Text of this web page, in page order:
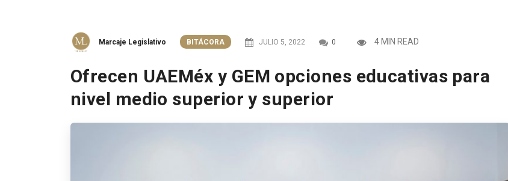
Marcaje Legislativo BITÁCORA JULIO 5, 2022 0 4 MIN READ
Ofrecen UAEMéx y GEM opciones educativas para
nivel medio superior y superior